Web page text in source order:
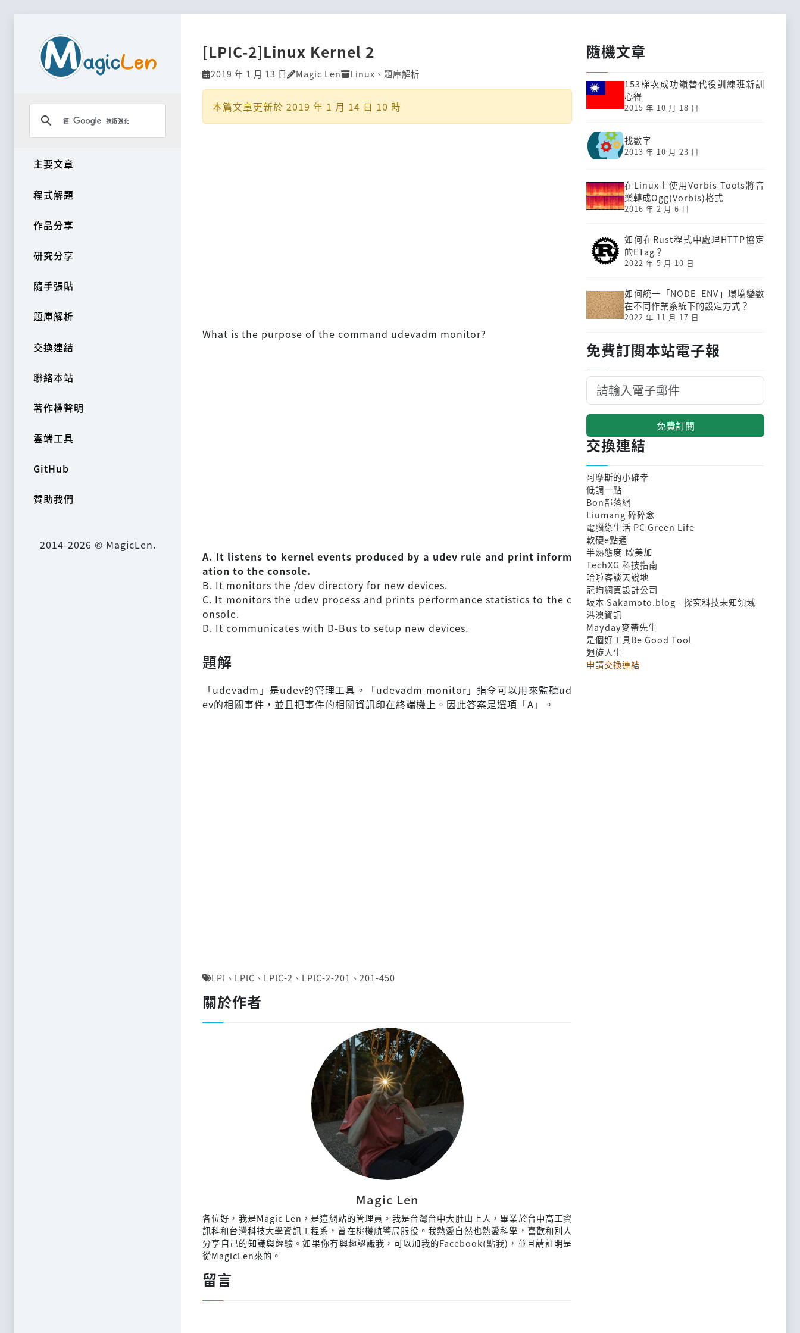
主要文章
程式解題
作品分享
研究分享
隨手張貼
題庫解析
交換連結
聯絡本站
著作權聲明
雲端工具
GitHub
贊助我們
2014-2026 © MagicLen.
[LPIC-2]Linux Kernel 2
2019 年 1 月 13 日 Magic Len Linux 、 題庫解析
本篇文章更新於 2019 年 1 月 14 日 10 時
What is the purpose of the command udevadm monitor?
A. It listens to kernel events produced by a udev rule and print inform
ation to the console.
B. It monitors the /dev directory for new devices.
C. It monitors the udev process and prints performance statistics to the c
onsole.
D. It communicates with D-Bus to setup new devices.
題解
「udevadm」是udev的管理工具。「udevadm monitor」指令可以用來監聽ud
ev的相關事件，並且把事件的相關資訊印在終端機上。因此答案是選項「A」。
LPI 、 LPIC 、 LPIC-2 、 LPIC-2-201 、 201-450
關於作者
Magic Len
各位好，我是Magic Len，是這網站的管理員。我是台灣台中大肚山上人，畢業於台中高工資
訊科和台灣科技大學資訊工程系，曾在桃機航警局服役。我熱愛自然也熱愛科學，喜歡和別人
分享自己的知識與經驗。如果你有興趣認識我，可以加我的Facebook(點我) ，並且請註明是
從MagicLen來的。
留言
隨機文章
153梯次成功嶺替代役訓練班新訓
心得
2015 年 10 月 18 日
找數字
2013 年 10 月 23 日
在Linux上使用Vorbis Tools將音
樂轉成Ogg(Vorbis)格式
2016 年 2 月 6 日
如何在Rust程式中處理HTTP協定
的ETag？
2022 年 5 月 10 日
如何統一「NODE_ENV」環境變數
在不同作業系統下的設定方式？
2022 年 11 月 17 日
免費訂閱本站電子報
免費訂閱
交換連結
阿摩斯的小確幸
低調一點
Bon部落網
Liumang 碎碎念
電腦綠生活 PC Green Life
軟硬e點通
半熟態度-歐美加
TechXG 科技指南
哈啦客談天說地
冠均網頁設計公司
坂本 Sakamoto.blog - 探究科技未知領域
港澳資訊
Mayday麥帶先生
是個好工具Be Good Tool
迴旋人生
申請交換連結